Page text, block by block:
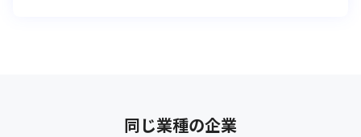
同じ業種の企業